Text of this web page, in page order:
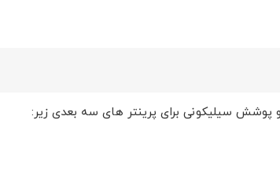
پوشش سیلیکونی برای پرینتر های سه بعدی زیر: